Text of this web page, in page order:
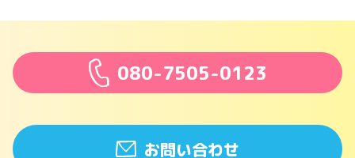
080-7505-0123
お問い合わせ